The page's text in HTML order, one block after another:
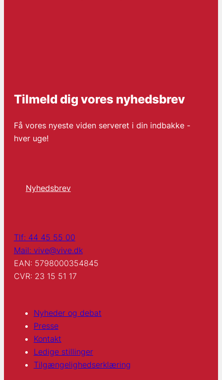
Tilmeld dig vores nyhedsbrev
Få vores nyeste viden serveret i din indbakke -
hver uge!
Nyhedsbrev
Tlf: 44 45 55 00
Mail: vive@vive.dk
EAN: 5798000354845
CVR: 23 15 51 17
Nyheder og debat
Presse
Kontakt
Ledige stillinger
Tilgængelighedserklæring